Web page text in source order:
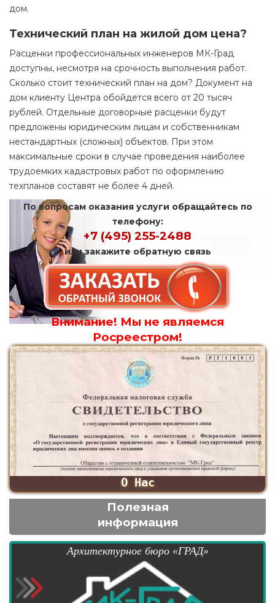
дом.
Технический план на жилой дом цена?
Расценки профессиональных инженеров МК-Град
доступны, несмотря на срочность выполнения работ.
Сколько стоит технический план на дом? Документ на
дом клиенту Центра обойдется всего от 20 тысяч
рублей. Отдельные договорные расценки будут
предложены юридическим лицам и собственникам
нестандартных (сложных) объектов. При этом
максимальные сроки в случае проведения наиболее
трудоемких кадастровых работ по оформлению
техпланов составят не более 4 дней.
По вопросам оказания услуги обращайтесь по
телефону:
+7 (495) 255-2488
или закажите обратную связь
Внимание! Мы не являемся
Росреестром!
О Нас
Полезная
информация
Архитектурное бюро «ГРАД»